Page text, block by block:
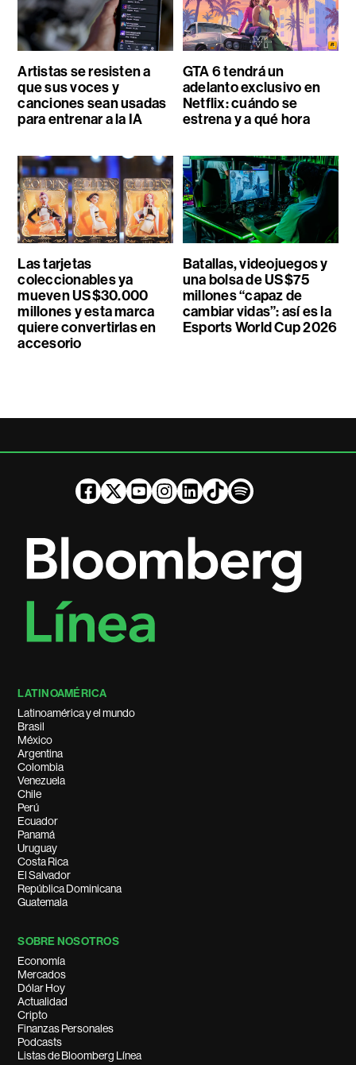
Artistas se resisten a
que sus voces y
canciones sean usadas
para entrenar a la IA
GTA 6 tendrá un
adelanto exclusivo en
Netflix: cuándo se
estrena y a qué hora
Las tarjetas
coleccionables ya
mueven US$30.000
millones y esta marca
quiere convertirlas en
accesorio
Batallas, videojuegos y
una bolsa de US$75
millones “capaz de
cambiar vidas”: así es la
Esports World Cup 2026
LATINOAMÉRICA
Latinoamérica y el mundo
Brasil
México
Argentina
Colombia
Venezuela
Chile
Perú
Ecuador
Panamá
Uruguay
Costa Rica
El Salvador
República Dominicana
Guatemala
SOBRE NOSOTROS
Economía
Mercados
Dólar Hoy
Actualidad
Cripto
Finanzas Personales
Podcasts
Listas de Bloomberg Línea